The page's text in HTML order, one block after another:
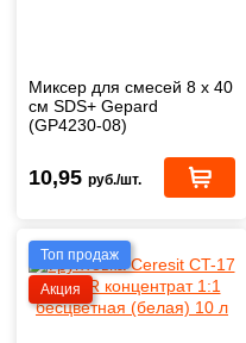
Миксер для смесей 8 х 40
см SDS+ Gepard
(GP4230-08)
10,95 руб./шт.
Топ продаж
Акция